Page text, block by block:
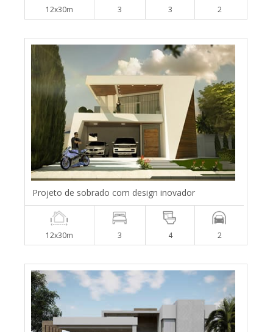
12x30m 3 3 2
Projeto de sobrado com design inovador
12x30m 3 4 2